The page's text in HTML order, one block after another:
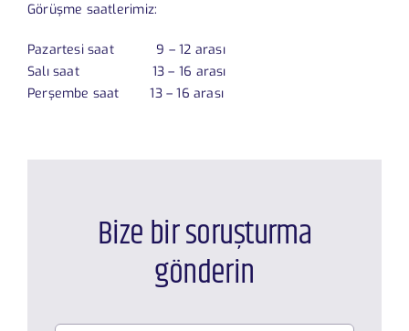
Görüşme saatlerimiz:
Pazartesi saat 9 – 12 arası
Salı saat 13 – 16 arası
Perşembe saat 13 – 16 arası
Bize bir soruşturma
gönderin